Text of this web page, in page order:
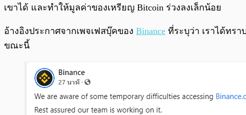
เขาได้ และทำให้มูลค่าของเหรียญ Bitcoin ร่วงลงเล็กน้อย
อ้างอิงประกาศจากเพจเฟสบุ๊คของ Binance ที่ระบุว่า เราได้ทรา
ขณะนี้